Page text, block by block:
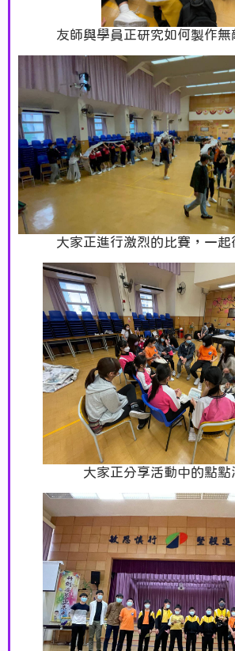
友師與學員正研究如何製作無
大家正進行激烈的比賽，一起
大家正分享活動中的點點